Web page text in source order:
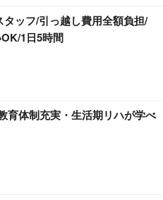
タッフ/引っ越し費用全額負担/
1日5時間
育体制充実・生活期リハが学べ